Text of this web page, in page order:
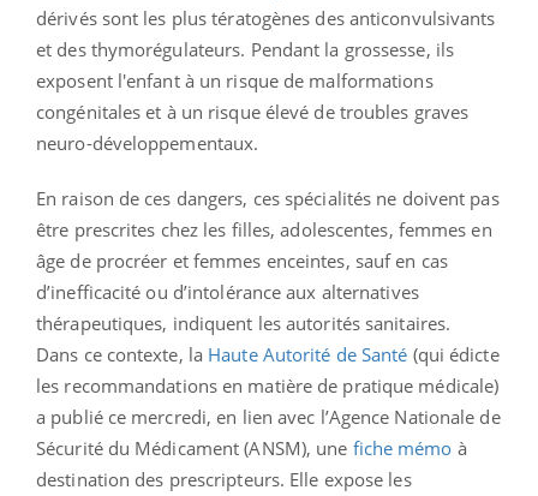
dérivés sont les plus tératogènes des anticonvulsivants
et des thymorégulateurs. Pendant la grossesse, ils
exposent l'enfant à un risque de malformations
congénitales et à un risque élevé de troubles graves
neuro-développementaux.
En raison de ces dangers, ces spécialités ne doivent pas
être prescrites chez les filles, adolescentes, femmes en
âge de procréer et femmes enceintes, sauf en cas
d’inefficacité ou d’intolérance aux alternatives
thérapeutiques, indiquent les autorités sanitaires.
Dans ce contexte, la Haute Autorité de Santé (qui édicte
les recommandations en matière de pratique médicale)
a publié ce mercredi, en lien avec l’Agence Nationale de
Sécurité du Médicament (ANSM), une fiche mémo à
destination des prescripteurs. Elle expose les